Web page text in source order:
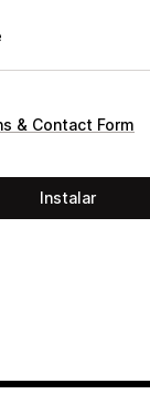
& Contact Form
Instalar